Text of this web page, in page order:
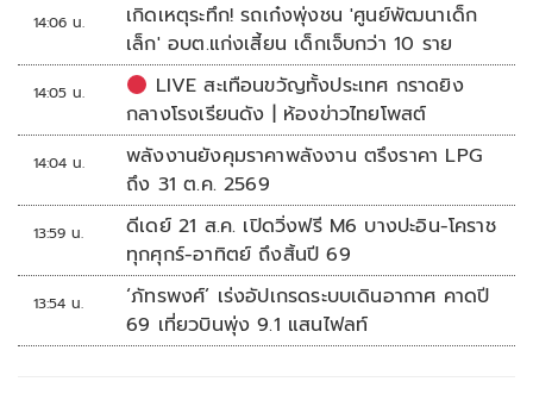
14:06 น.
เกิดเหตุระทึก! รถเก๋งพุ่งชน 'ศูนย์พัฒนาเด็ก
เล็ก' อบต.แก่งเสี้ยน เด็กเจ็บกว่า 10 ราย
14:05 น.
LIVE สะเทือนขวัญทั้งประเทศ กราดยิง
กลางโรงเรียนดัง | ห้องข่าวไทยโพสต์
14:04 น.
พลังงานยังคุมราคาพลังงาน ตรึงราคา LPG
ถึง 31 ต.ค. 2569
13:59 น.
ดีเดย์ 21 ส.ค. เปิดวิ่งฟรี M6 บางปะอิน-โคราช
ทุกศุกร์-อาทิตย์ ถึงสิ้นปี 69
13:54 น.
‘ภัทรพงศ์’ เร่งอัปเกรดระบบเดินอากาศ คาดปี
69 เที่ยวบินพุ่ง 9.1 แสนไฟลท์